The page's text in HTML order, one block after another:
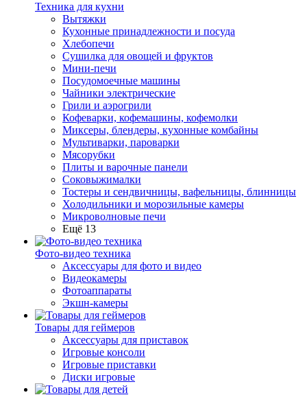
Техника для кухни
Вытяжки
Кухонные принадлежности и посуда
Хлебопечи
Сушилка для овощей и фруктов
Мини-печи
Посудомоечные машины
Чайники электрические
Грили и аэрогрили
Кофеварки, кофемашины, кофемолки
Миксеры, блендеры, кухонные комбайны
Мультиварки, пароварки
Мясорубки
Плиты и варочные панели
Соковыжималки
Тостеры и сендвичницы, вафельницы, блинницы
Холодильники и морозильные камеры
Микроволновые печи
Ещё 13
Фото-видео техника
Аксессуары для фото и видео
Видеокамеры
Фотоаппараты
Экшн-камеры
Товары для геймеров
Аксессуары для приставок
Игровые консоли
Игровые приставки
Диски игровые